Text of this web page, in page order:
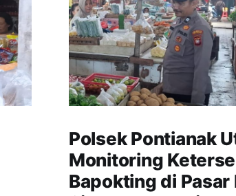
Polsek Pontianak
Monitoring
Bapokting di Pasar